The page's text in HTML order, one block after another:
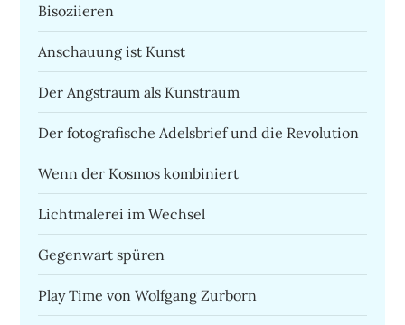
Bisoziieren
Anschauung ist Kunst
Der Angstraum als Kunstraum
Der fotografische Adelsbrief und die Revolution
Wenn der Kosmos kombiniert
Lichtmalerei im Wechsel
Gegenwart spüren
Play Time von Wolfgang Zurborn